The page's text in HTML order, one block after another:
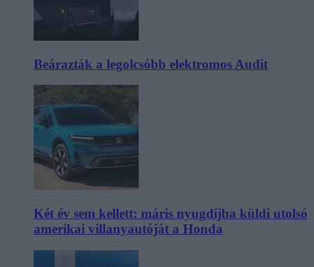
Beárazták a legolcsóbb elektromos Audit
Két év sem kellett: máris nyugdíjba küldi utolsó
amerikai villanyautóját a Honda